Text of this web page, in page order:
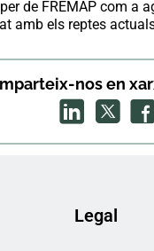
de FREMAP com a
amb els reptes
nos en
Legal